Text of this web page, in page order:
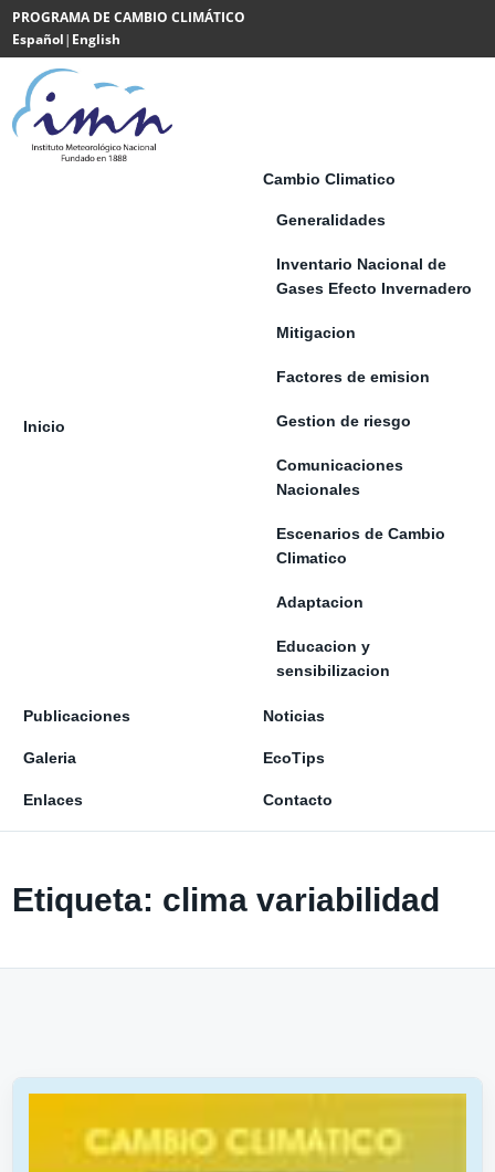
Saltar al contenido
PROGRAMA DE CAMBIO CLIMÁTICO
Español| English
Powered
by
Translate
Inicio
Cambio Climatico
Generalidades
Inventario Nacional de
Gases Efecto Invernadero
Mitigacion
Factores de emision
Gestion de riesgo
Comunicaciones
Nacionales
Escenarios de Cambio
Climatico
Adaptacion
Educacion y
sensibilizacion
Publicaciones Noticias
Galeria EcoTips
Enlaces Contacto
Etiqueta: clima variabilidad